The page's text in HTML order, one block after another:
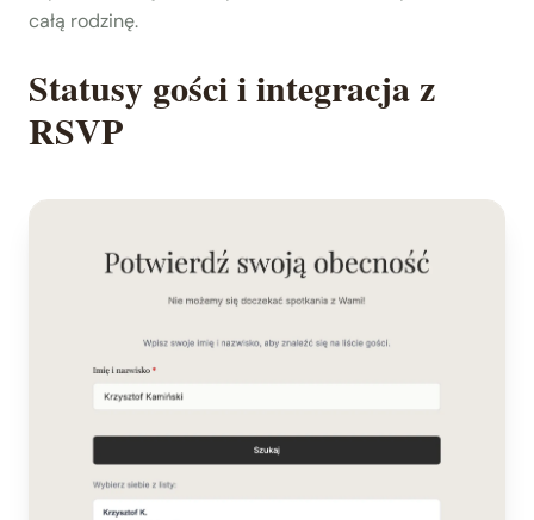
całą rodzinę.
Statusy gości i integracja z
RSVP